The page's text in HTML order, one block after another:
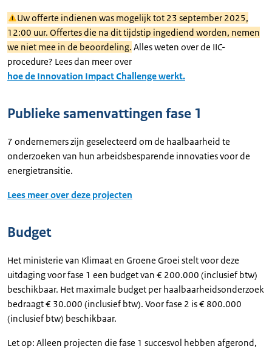
Uw offerte indienen was mogelijk tot 23 september 2025,
12:00 uur. Offertes die na dit tijdstip ingediend worden, nemen
we niet mee in de beoordeling. Alles weten over de IIC-
procedure? Lees dan meer over
hoe de Innovation Impact Challenge werkt.
Publieke samenvattingen fase 1
7 ondernemers zijn geselecteerd om de haalbaarheid te
onderzoeken van hun arbeidsbesparende innovaties voor de
energietransitie.
Lees meer over deze projecten
Budget
Het ministerie van Klimaat en Groene Groei stelt voor deze
uitdaging voor fase 1 een budget van € 200.000 (inclusief btw)
beschikbaar. Het maximale budget per haalbaarheidsonderzoek
bedraagt € 30.000 (inclusief btw). Voor fase 2 is € 800.000
(inclusief btw) beschikbaar.
Let op: Alleen projecten die fase 1 succesvol hebben afgerond,